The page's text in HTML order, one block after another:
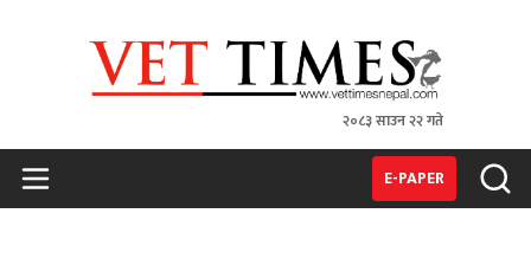
२०८३ साउन २२ गते
E-PAPER